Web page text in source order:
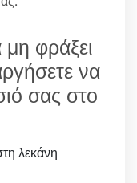
φράξει
να
σας στο
λεκάνη